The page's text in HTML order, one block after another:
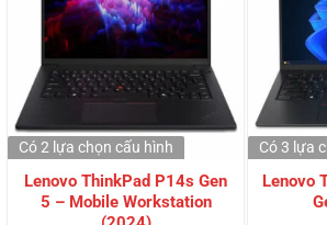
Lenovo ThinkPad P14s Gen
5 – Mobile Workstation
Có 2 lựa chọn cấu hình
Lenovo
Có 3 lựa